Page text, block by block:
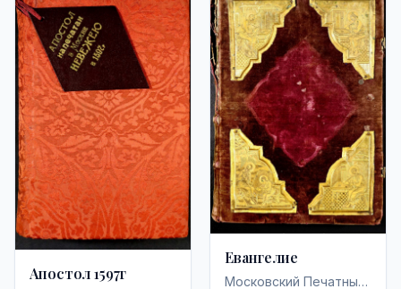
Апостол 1597г
Евангелие
Московский Печатный